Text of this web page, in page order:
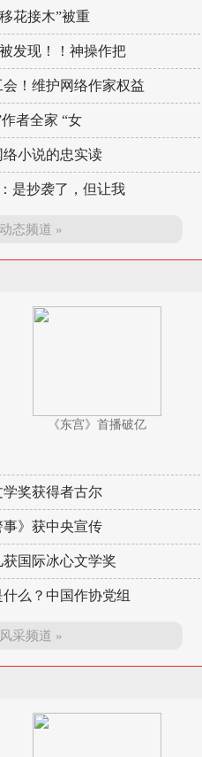
花接木”被重
发现！！神操作把
！维护网络作家权益
者全家 “女
小说的忠实读
是抄袭了，但让我
态频道 »
《东宫》首播破亿
奖获得者古尔
》获中央宣传
国际冰心文学奖
么？中国作协党组
采频道 »